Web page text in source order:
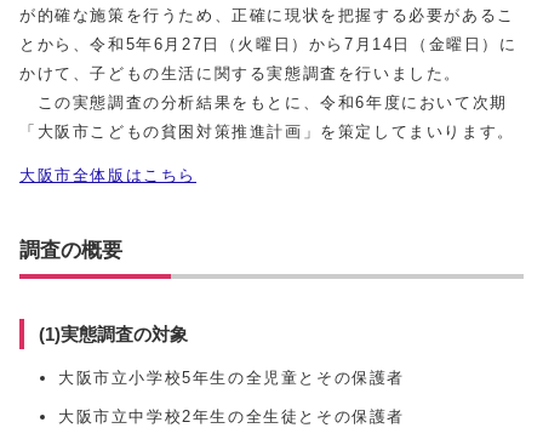
が的確な施策を行うため、正確に現状を把握する必要があるこ
とから、令和5年6月27日（火曜日）から7月14日（金曜日）に
かけて、子どもの生活に関する実態調査を行いました。
この実態調査の分析結果をもとに、令和6年度において次期
「大阪市こどもの貧困対策推進計画」を策定してまいります。
大阪市全体版はこちら
調査の概要
(1)実態調査の対象
大阪市立小学校5年生の全児童とその保護者
大阪市立中学校2年生の全生徒とその保護者